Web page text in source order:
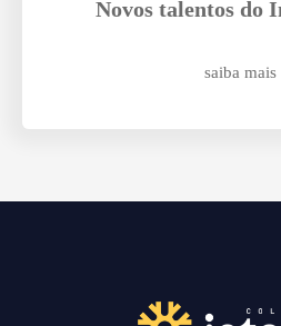
Novos talentos do
saiba mais